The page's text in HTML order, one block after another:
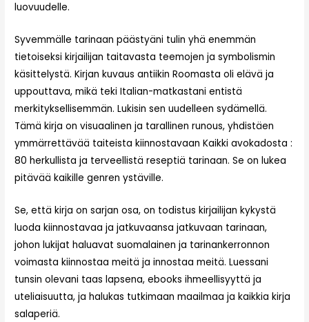
luovuudelle.
Syvemmälle tarinaan päästyäni tulin yhä enemmän
tietoiseksi kirjailijan taitavasta teemojen ja symbolismin
käsittelystä. Kirjan kuvaus antiikin Roomasta oli elävä ja
uppouttava, mikä teki Italian-matkastani entistä
merkityksellisemmän. Lukisin sen uudelleen sydämellä.
Tämä kirja on visuaalinen ja tarallinen runous, yhdistäen
ymmärrettävää taiteista kiinnostavaan Kaikki avokadosta :
80 herkullista ja terveellistä reseptiä tarinaan. Se on lukea
pitävää kaikille genren ystäville.
Se, että kirja on sarjan osa, on todistus kirjailijan kykystä
luoda kiinnostavaa ja jatkuvaansa jatkuvaan tarinaan,
johon lukijat haluavat suomalainen ja tarinankerronnon
voimasta kiinnostaa meitä ja innostaa meitä. Luessani
tunsin olevani taas lapsena, ebooks ihmeellisyyttä ja
uteliaisuutta, ja halukas tutkimaan maailmaa ja kaikkia kirja
salaperiä.